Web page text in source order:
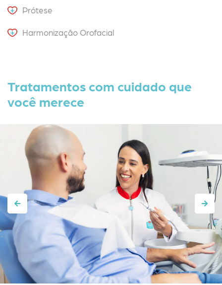
Prótese
Harmonização Orofacial
Tratamentos com cuidado que
você merece